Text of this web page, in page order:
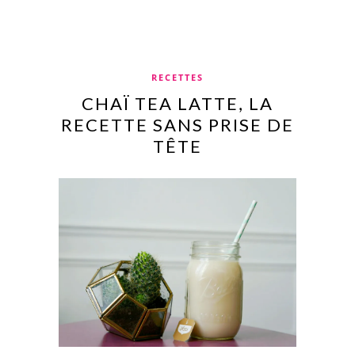
RECETTES
CHAÏ TEA LATTE, LA
RECETTE SANS PRISE DE
TÊTE